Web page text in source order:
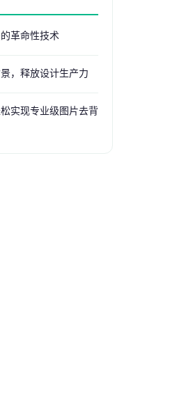
革命性技术
，释放设计生产力
实现专业级图片去背